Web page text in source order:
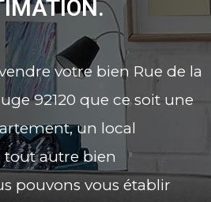
votre bien Rue de la
92120 que ce soit une
un local
autre bien
pouvons vous établir